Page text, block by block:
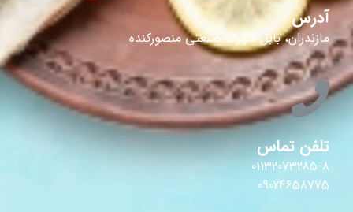
آدرس
مازندران، بابل شهرک صنعتی منصورکنده
تلفن تماس
01132073285-8
09024658775